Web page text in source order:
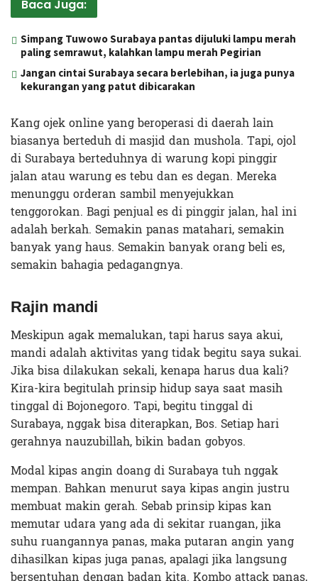
Baca Juga:
Simpang Tuwowo Surabaya pantas dijuluki lampu merah
paling semrawut, kalahkan lampu merah Pegirian
Jangan cintai Surabaya secara berlebihan, ia juga punya
kekurangan yang patut dibicarakan
Kang ojek online yang beroperasi di daerah lain
biasanya berteduh di masjid dan mushola. Tapi, ojol
di Surabaya berteduhnya di warung kopi pinggir
jalan atau warung es tebu dan es degan. Mereka
menunggu orderan sambil menyejukkan
tenggorokan. Bagi penjual es di pinggir jalan, hal ini
adalah berkah. Semakin panas matahari, semakin
banyak yang haus. Semakin banyak orang beli es,
semakin bahagia pedagangnya.
Rajin mandi
Meskipun agak memalukan, tapi harus saya akui,
mandi adalah aktivitas yang tidak begitu saya sukai.
Jika bisa dilakukan sekali, kenapa harus dua kali?
Kira-kira begitulah prinsip hidup saya saat masih
tinggal di Bojonegoro. Tapi, begitu tinggal di
Surabaya, nggak bisa diterapkan, Bos. Setiap hari
gerahnya nauzubillah, bikin badan gobyos.
Modal kipas angin doang di Surabaya tuh nggak
mempan. Bahkan menurut saya kipas angin justru
membuat makin gerah. Sebab prinsip kipas kan
memutar udara yang ada di sekitar ruangan, jika
suhu ruangannya panas, maka putaran angin yang
dihasilkan kipas juga panas, apalagi jika langsung